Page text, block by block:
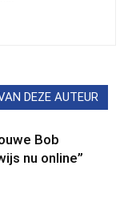
DEZE AUTEUR
Bob
nu online”